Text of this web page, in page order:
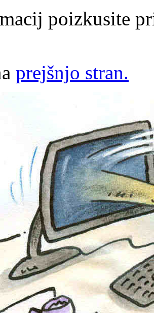
poizkusite
prejšnjo stran.